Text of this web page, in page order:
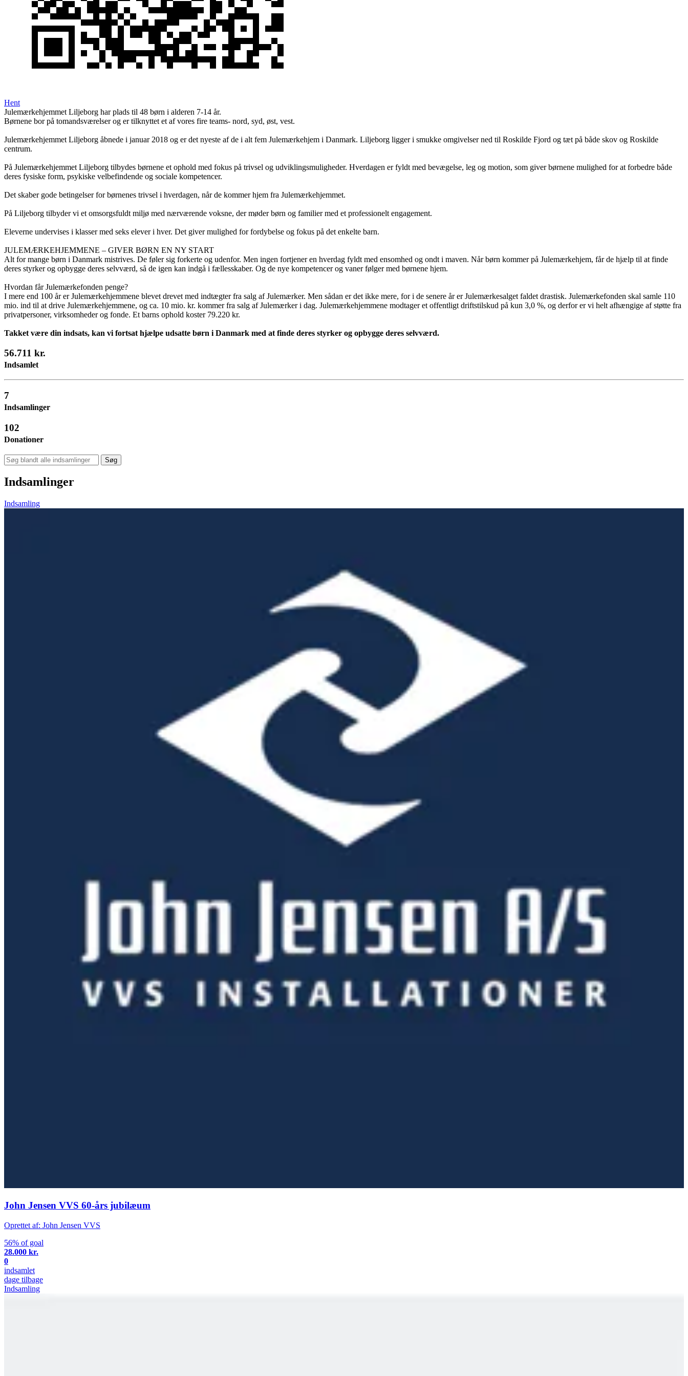
Hent
Julemærkehjemmet Liljeborg har plads til 48 børn i alderen 7-14 år.
Børnene bor på tomandsværelser og er tilknyttet et af vores fire teams- nord, syd, øst, vest.
Julemærkehjemmet Liljeborg åbnede i januar 2018 og er det nyeste af de i alt fem Julemærkehjem i Danmark. Liljeborg ligger i smukke omgivelser ned til Roskilde Fjord og tæt på både skov og Roskilde
centrum.
På Julemærkehjemmet Liljeborg tilbydes børnene et ophold med fokus på trivsel og udviklingsmuligheder. Hverdagen er fyldt med bevægelse, leg og motion, som giver børnene mulighed for at forbedre både
deres fysiske form, psykiske velbefindende og sociale kompetencer.
Det skaber gode betingelser for børnenes trivsel i hverdagen, når de kommer hjem fra Julemærkehjemmet.
På Liljeborg tilbyder vi et omsorgsfuldt miljø med nærværende voksne, der møder børn og familier med et professionelt engagement.
Eleverne undervises i klasser med seks elever i hver. Det giver mulighed for fordybelse og fokus på det enkelte barn.
JULEMÆRKEHJEMMENE – GIVER BØRN EN NY START
Alt for mange børn i Danmark mistrives. De føler sig forkerte og udenfor. Men ingen fortjener en hverdag fyldt med ensomhed og ondt i maven. Når børn kommer på Julemærkehjem, får de hjælp til at finde
deres styrker og opbygge deres selvværd, så de igen kan indgå i fællesskaber. Og de nye kompetencer og vaner følger med børnene hjem.
Hvordan får Julemærkefonden penge?
I mere end 100 år er Julemærkehjemmene blevet drevet med indtægter fra salg af Julemærker. Men sådan er det ikke mere, for i de senere år er Julemærkesalget faldet drastisk. Julemærkefonden skal samle 110
mio. ind til at drive Julemærkehjemmene, og ca. 10 mio. kr. kommer fra salg af Julemærker i dag. Julemærkehjemmene modtager et offentligt driftstilskud på kun 3,0 %, og derfor er vi helt afhængige af støtte fra
privatpersoner, virksomheder og fonde. Et barns ophold koster 79.220 kr.
Takket være din indsats, kan vi fortsat hjælpe udsatte børn i Danmark med at finde deres styrker og opbygge deres selvværd.
56.711 kr.
Indsamlet
7
Indsamlinger
102
Donationer
Søg
Indsamlinger
Indsamling
John Jensen VVS 60-års jubilæum
Oprettet af: John Jensen VVS
56% of goal
28.000 kr.
0
indsamlet
dage tilbage
Indsamling